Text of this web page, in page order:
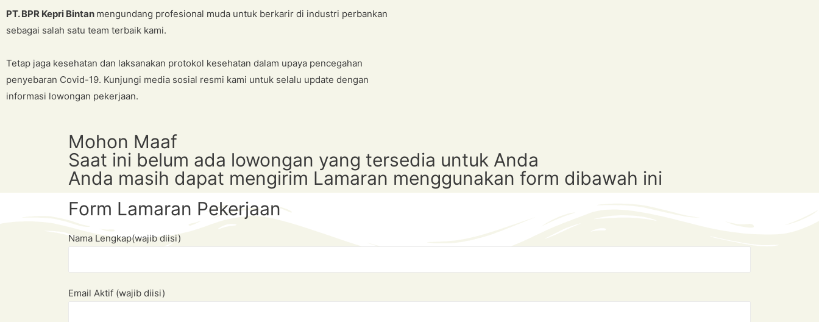
PT. BPR Kepri Bintan mengundang profesional muda untuk berkarir di industri perbankan
sebagai salah satu team terbaik kami.
Tetap jaga kesehatan dan laksanakan protokol kesehatan dalam upaya pencegahan
penyebaran Covid-19. Kunjungi media sosial resmi kami untuk selalu update dengan
informasi lowongan pekerjaan.
Mohon Maaf
Saat ini belum ada lowongan yang tersedia untuk Anda
Anda masih dapat mengirim Lamaran menggunakan form dibawah ini
Form Lamaran Pekerjaan
Nama Lengkap(wajib diisi)
Email Aktif (wajib diisi)